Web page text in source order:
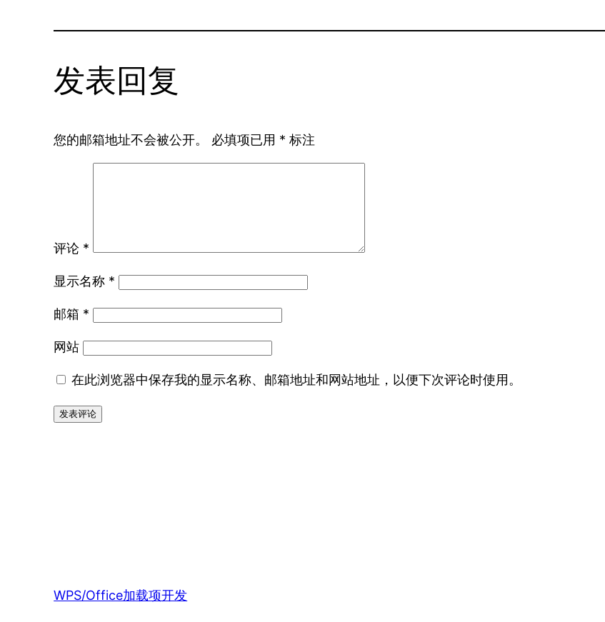
发表回复
您的邮箱地址不会被公开。 必填项已用 * 标注
评论 *
显示名称 *
邮箱 *
网站
在此浏览器中保存我的显示名称、邮箱地址和网站地址，以便下次评论时使用。
WPS/Office加载项开发